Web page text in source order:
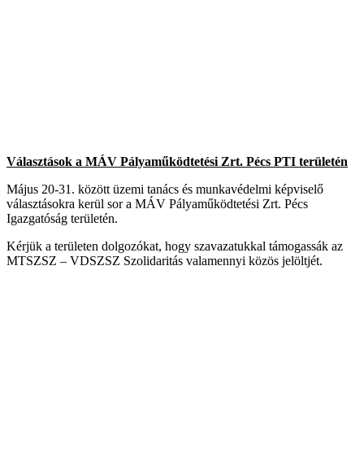
Választások a MÁV Pályaműködtetési Zrt. Pécs PTI területén
Május 20-31. között üzemi tanács és munkavédelmi képviselő
választásokra kerül sor a MÁV Pályaműködtetési Zrt. Pécs
Igazgatóság területén.
Kérjük a területen dolgozókat, hogy szavazatukkal támogassák az
MTSZSZ – VDSZSZ Szolidaritás valamennyi közös jelöltjét.